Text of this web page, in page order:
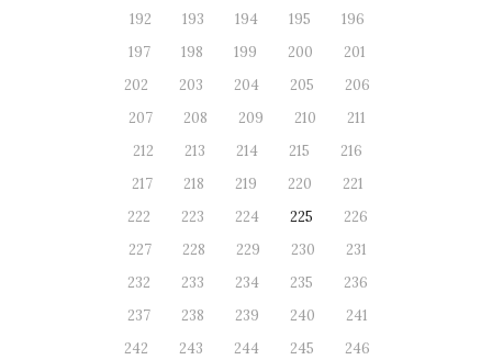
192
193 194 195
196
197
198 199 200
201
202
203 204 205
206
207
208 209 210
211
212
213 214 215
216
217
218 219 220
221
222
223 224 225
226
227
228 229 230
231
232
233 234 235
236
237
238 239 240
241
242
243 244 245
246